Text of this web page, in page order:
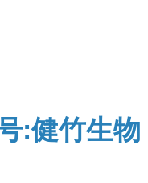
:健竹生物